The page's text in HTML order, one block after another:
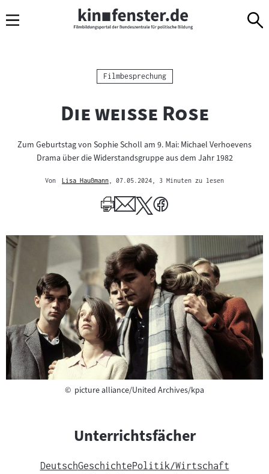
Navigation
zum
zur
Kategorie:
Filmbesprechung
"
Die weiße Rose"
Zum Geburtstag von Sophie Scholl am 9. Mai: Michael Verhoevens
Drama über die Widerstandsgruppe aus dem Jahr 1982
Von
Lisa Haußmann
Author
, 07.05.2024 , 3 Minuten zu lesen
©Copyright
picture alliance/United Archives/kpa
Unterrichtsfächer
DeutschGeschichtePolitik/Wirtschaft